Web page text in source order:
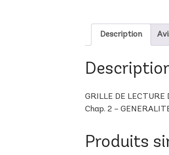
Description
GRILLE DE
Chap. 2 –
Produits